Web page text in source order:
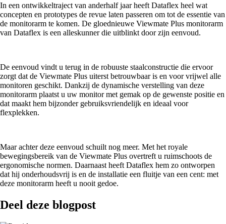
In een ontwikkeltraject van anderhalf jaar heeft Dataflex heel wat
concepten en prototypes de revue laten passeren om tot de essentie van
de monitorarm te komen. De gloednieuwe Viewmate Plus monitorarm
van Dataflex is een alleskunner die uitblinkt door zijn eenvoud.
De eenvoud vindt u terug in de robuuste staalconstructie die ervoor
zorgt dat de Viewmate Plus uiterst betrouwbaar is en voor vrijwel alle
monitoren geschikt. Dankzij de dynamische verstelling van deze
monitorarm plaatst u uw monitor met gemak op de gewenste positie en
dat maakt hem bijzonder gebruiksvriendelijk en ideaal voor
flexplekken.
Maar achter deze eenvoud schuilt nog meer. Met het royale
bewegingsbereik van de Viewmate Plus overtreft u ruimschoots de
ergonomische normen. Daarnaast heeft Dataflex hem zo ontworpen
dat hij onderhoudsvrij is en de installatie een fluitje van een cent: met
deze monitorarm heeft u nooit gedoe.
Deel deze blogpost